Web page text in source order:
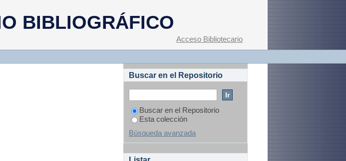
BIBLIOGRÁFICO
Acceso Bibliotecario
Buscar en el Repositorio
Buscar en el Repositorio
Esta colección
Búsqueda avanzada